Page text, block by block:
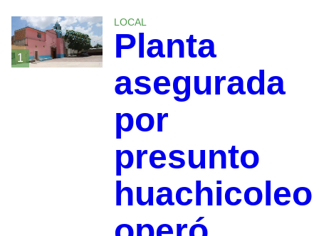
1
LOCAL
Planta
asegurada
por
presunto
huachicoleo